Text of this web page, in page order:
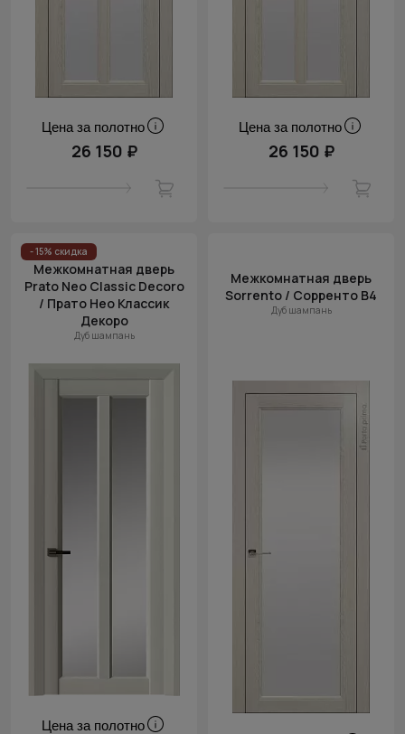
Цена за полотно
26 150 ₽
Цена за полотно
26 150 ₽
- 15% скидка
Межкомнатная дверь
Prato Neo Classic Decoro
/ Прато Нео Классик
Декоро
Дуб шампань
Цена за полотно
Межкомнатная дверь
Sorrento / Сорренто В4
Дуб шампань